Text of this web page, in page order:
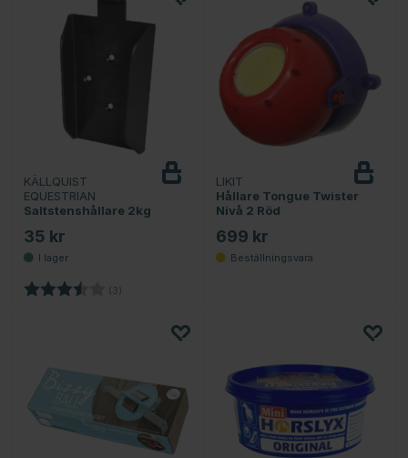
KÄLLQUIST
EQUESTRIAN
Saltstenshållare 2kg
35 kr
Betyg: (3)
LIKIT
Hållare Tongue Twister
Nivå 2 Röd
699 kr